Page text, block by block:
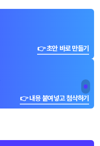
👉 초안 바로 만들기
👉 내용 붙여넣고 첨삭하기